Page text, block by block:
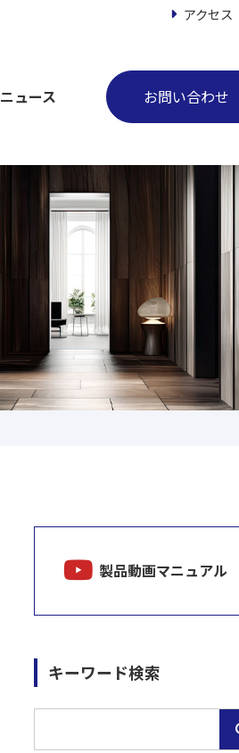
アクセス
ニュース お問い合わせ
製品動画マニュアル
キーワード検索